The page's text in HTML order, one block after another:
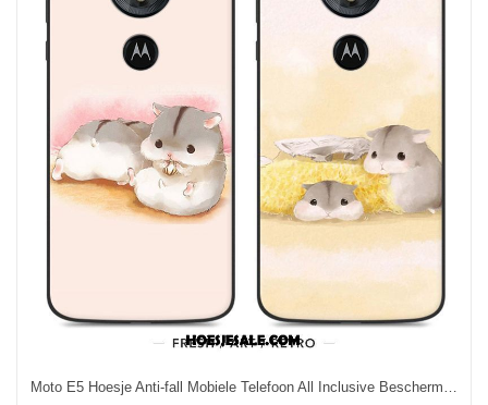
Moto E5 Hoesje Anti-fall Mobiele Telefoon All Inclusive Bescherming Roze Aanbiedingen